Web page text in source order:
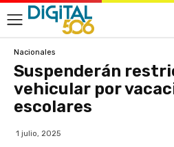
Nacionales
Suspenderán
vehicular por
escolares
1 julio, 2025